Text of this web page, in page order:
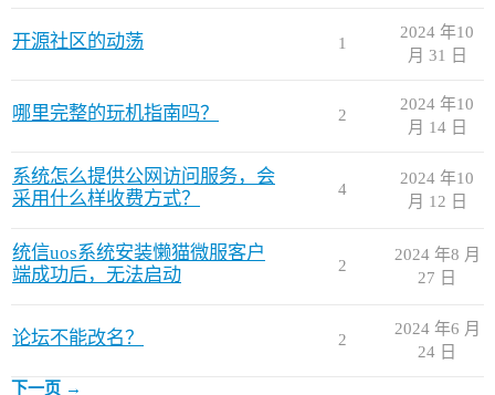
开源社区的动荡 1
2024 年10
月 31 日
哪里完整的玩机指南吗？ 2
2024 年10
月 14 日
系统怎么提供公网访问服务，会
采用什么样收费方式？
4
2024 年10
月 12 日
统信uos系统安装懒猫微服客户
端成功后，无法启动
2
2024 年8 月
27 日
论坛不能改名？ 2
2024 年6 月
24 日
下一页 →